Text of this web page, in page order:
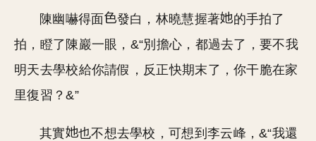
陳幽嚇得面 發白，林曉慧握著
的手拍了
拍，瞪了陳巖一眼，&“別擔心，都過去了，要不我
明天去學校給你請假，反正快期末了，你干脆在家
里復習？&”
其實
也不想去學校，可想到李云峰，&“我還